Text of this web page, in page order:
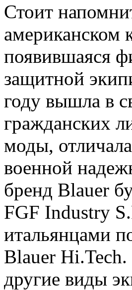
Стоит
американском
появившаяся
защитной
году вышла в
гражданских
моды,
военной
бренд Blauer
FGF Industry
итальянцами
Blauer
другие виды